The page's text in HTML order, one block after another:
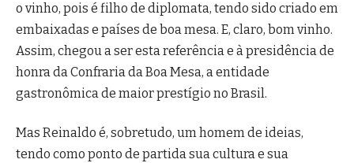
o vinho, pois é filho de diplomata, tendo sido criado em
embaixadas e países de boa mesa. E, claro, bom vinho.
Assim, chegou a ser esta referência e à presidência de
honra da Confraria da Boa Mesa, a entidade
gastronômica de maior prestígio no Brasil.
Mas Reinaldo é, sobretudo, um homem de ideias,
tendo como ponto de partida sua cultura e sua